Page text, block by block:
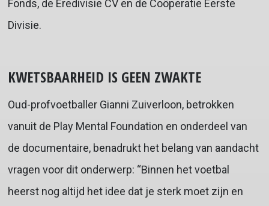
Fonds, de Eredivisie CV en de Coöperatie Eerste
Divisie.
KWETSBAARHEID IS GEEN ZWAKTE
Oud-profvoetballer Gianni Zuiverloon, betrokken
vanuit de Play Mental Foundation en onderdeel van
de documentaire, benadrukt het belang van aandacht
vragen voor dit onderwerp: “Binnen het voetbal
heerst nog altijd het idee dat je sterk moet zijn en